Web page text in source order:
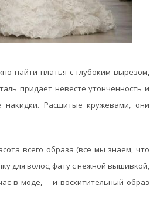
найти платья с глубоким вырезом,
придает невесте утонченность и
Расшитые кружевами, они
всего образа (все мы знаем, что
для волос, фату с нежной вышивкой,
в моде, – и восхитительный образ